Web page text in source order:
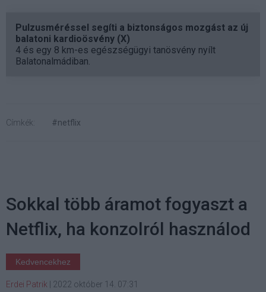
Pulzusméréssel segíti a biztonságos mozgást az új
balatoni kardioösvény (X)
4 és egy 8 km-es egészségügyi tanösvény nyílt
Balatonalmádiban.
Címkék: #netflix
Sokkal több áramot fogyaszt a
Netflix, ha konzolról használod
Kedvencekhez
Erdei Patrik 2022 október 14. 07:31